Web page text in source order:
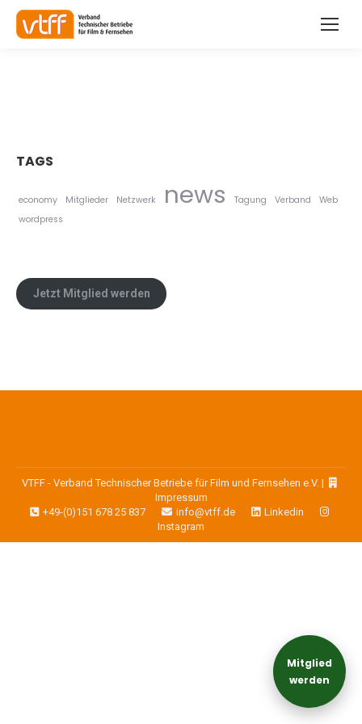
TAGS
economy Mitglieder Netzwerk news Tagung Verband
Web
wordpress
Jetzt Mitglied werden
Mitglied
werden
VTFF - Verband Technischer Betriebe für Film und Fernsehen e.V. |
Impressum
+49-(0)151 678 25 837
info@vtff.de
Linkedin
Instagram